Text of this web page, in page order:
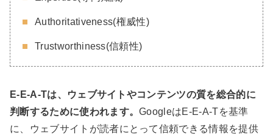
Authoritativeness(権威性)
Trustworthiness(信頼性)
E-E-A-Tは、ウェブサイトやコンテンツの質を総合的に
判断するために使われます。GoogleはE-E-A-Tを基準
に、ウェブサイトが読者にとって信頼できる情報を提供